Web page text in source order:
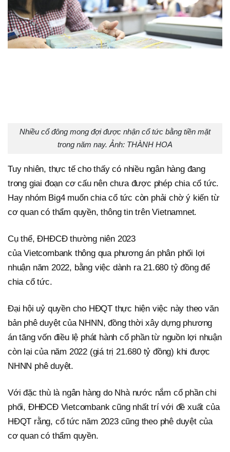
Nhiều cổ đông mong đợi được nhận cổ tức bằng tiền mặt
trong năm nay. Ảnh: THÀNH HOA
Tuy nhiên, thực tế cho thấy có nhiều ngân hàng đang
trong giai đoạn cơ cấu nên chưa được phép chia cổ tức.
Hay nhóm Big4 muốn chia cổ tức còn phải chờ ý kiến từ
cơ quan có thẩm quyền, thông tin trên Vietnamnet.
Cụ thể, ĐHĐCĐ thường niên 2023
của Vietcombank thông qua phương án phân phối lợi
nhuận năm 2022, bằng việc dành ra 21.680 tỷ đồng để
chia cổ tức.
Đại hội uỷ quyền cho HĐQT thực hiện việc này theo văn
bản phê duyệt của NHNN, đồng thời xây dựng phương
án tăng vốn điều lệ phát hành cổ phần từ nguồn lợi nhuận
còn lại của năm 2022 (giá trị 21.680 tỷ đồng) khi được
NHNN phê duyệt.
Với đặc thù là ngân hàng do Nhà nước nắm cổ phần chi
phối, ĐHĐCĐ Vietcombank cũng nhất trí với đề xuất của
HĐQT rằng, cổ tức năm 2023 cũng theo phê duyệt của
cơ quan có thẩm quyền.